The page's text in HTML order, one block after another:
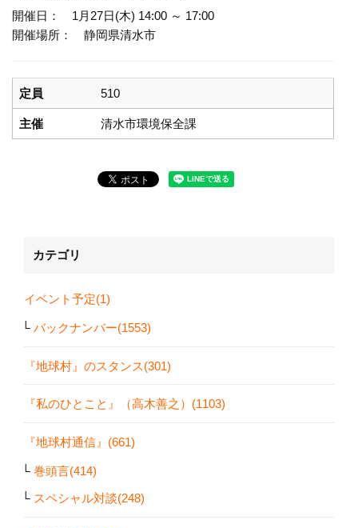
開催日： 1月27日(木) 14:00 ～ 17:00
開催場所： 静岡県清水市
定員 510
主催 清水市環境保全課
カテゴリ
イベント予定(1)
バックナンバー(1553)
『地球村』のスタンス(301)
『私のひとこと』（高木善之）(1103)
『地球村通信』(661)
巻頭言(414)
スペシャル対談(248)